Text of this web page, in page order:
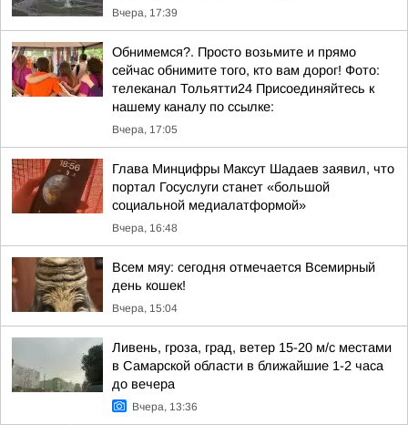
Вчера, 17:39
Обнимемся?. Просто возьмите и прямо
сейчас обнимите того, кто вам дорог! Фото:
телеканал Тольятти24 Присоединяйтесь к
нашему каналу по ссылке:
Вчера, 17:05
Глава Минцифры Максут Шадаев заявил, что
портал Госуслуги станет «большой
социальной медиалатформой»
Вчера, 16:48
Всем мяу: сегодня отмечается Всемирный
день кошек!
Вчера, 15:04
Ливень, гроза, град, ветер 15-20 м/с местами
в Самарской области в ближайшие 1-2 часа
до вечера
Вчера, 13:36